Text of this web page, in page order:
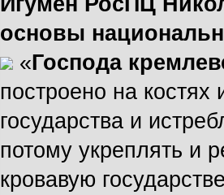
основы
«Господа
построено на
государства и
потому укреплять и
кровавую